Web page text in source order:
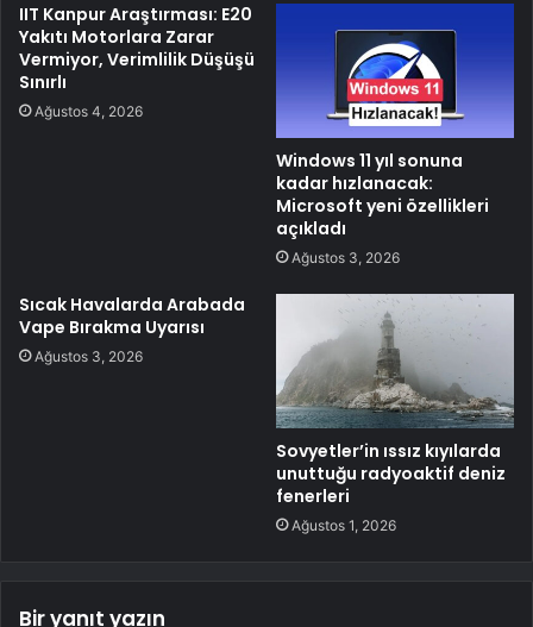
IIT Kanpur Araştırması: E20
Yakıtı Motorlara Zarar
Vermiyor, Verimlilik Düşüşü
Sınırlı
Ağustos 4, 2026
Windows 11 yıl sonuna
kadar hızlanacak:
Microsoft yeni özellikleri
açıkladı
Ağustos 3, 2026
Sıcak Havalarda Arabada
Vape Bırakma Uyarısı
Ağustos 3, 2026
Sovyetler’in ıssız kıyılarda
unuttuğu radyoaktif deniz
fenerleri
Ağustos 1, 2026
Bir yanıt yazın